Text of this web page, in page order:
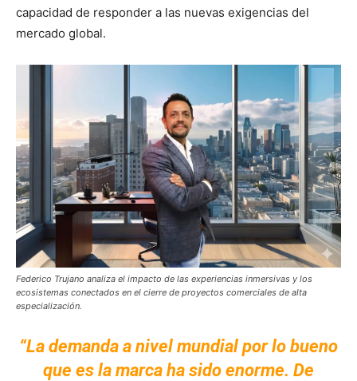
capacidad de responder a las nuevas exigencias del
mercado global.
Federico Trujano analiza el impacto de las experiencias inmersivas y los
ecosistemas conectados en el cierre de proyectos comerciales de alta
especialización.
“La demanda a nivel mundial por lo bueno
que es la marca ha sido enorme. De